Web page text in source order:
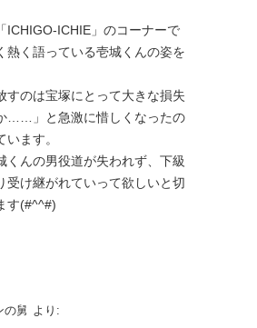
ICHIGO-ICHIE」のコーナーで
熱く語っている壱城くんの姿を
すのは宝塚にとって大きな損失
……」と急激に惜しくなったの
ます。
くんの男役道が失われず、下級
受け継がれていって欲しいと切
す(#^^#)
の舅 より: